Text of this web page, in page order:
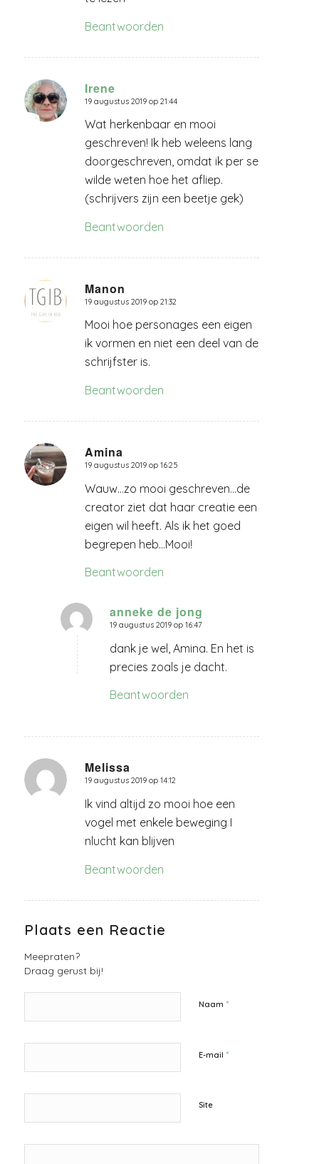
Beantwoorden
Irene
zegt:
19 augustus 2019 op 21:44
Wat herkenbaar en mooi
geschreven! Ik heb weleens lang
doorgeschreven, omdat ik per se
wilde weten hoe het afliep.
(schrijvers zijn een beetje gek)
Beantwoorden
Manon
zegt:
19 augustus 2019 op 21:32
Mooi hoe personages een eigen
ik vormen en niet een deel van de
schrijfster is.
Beantwoorden
Amina
zegt:
19 augustus 2019 op 16:25
Wauw…zo mooi geschreven…de
creator ziet dat haar creatie een
eigen wil heeft. Als ik het goed
begrepen heb…Mooi!
Beantwoorden
anneke de jong
zegt:
19 augustus 2019 op 16:47
dank je wel, Amina. En het is
precies zoals je dacht.
Beantwoorden
Melissa
zegt:
19 augustus 2019 op 14:12
Ik vind altijd zo mooi hoe een
vogel met enkele beweging I
nlucht kan blijven
Beantwoorden
Plaats een Reactie
Meepraten?
Draag gerust bij!
Naam *
E-mail *
Site